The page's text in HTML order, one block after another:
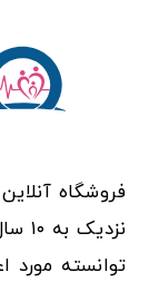
فروشگاه